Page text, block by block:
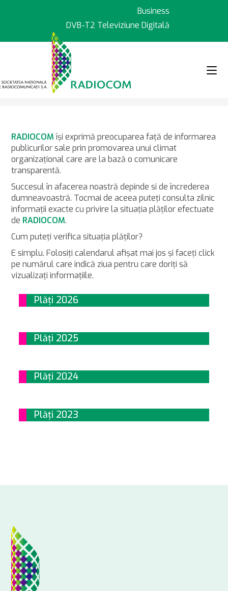
Business
DVB-T2 Televiziune Digitală
>
RADIOCOMîşi exprimă preocuparea faţă de informarea
publicurilor sale prin promovarea unui climat
organizaţional care are la bază o comunicare
transparentă.
Succesul în afacerea noastră depinde si de încrederea
dumneavoastră. Tocmai de aceea puteţi consulta zilnic
informaţii exacte cu privire la situaţia plăţilor efectuate
de RADIOCOM.
Cum puteţi verifica situaţia plăţilor?
E simplu. Folosiţi calendarul afişat mai jos şi faceţi click
pe numărul care indică ziua pentru care doriţi să
vizualizaţi informaţiile.
Plăți 2026
Plăți 2025
Plăți 2024
Plăți 2023